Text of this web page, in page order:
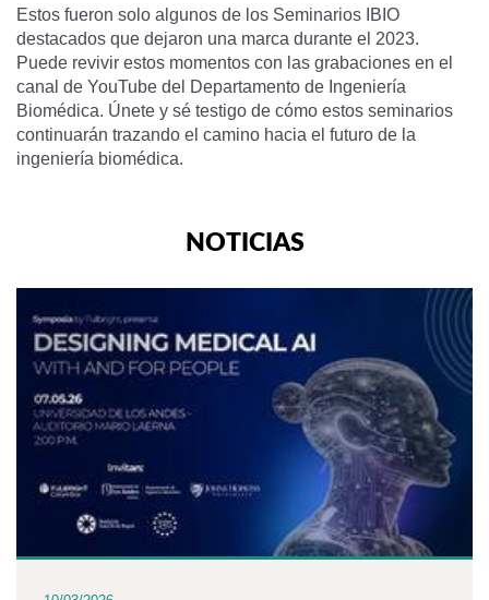
Estos fueron solo algunos de los Seminarios IBIO
destacados que dejaron una marca durante el 2023.
Puede revivir estos momentos con las grabaciones en el
canal de YouTube del Departamento de Ingeniería
Biomédica. Únete y sé testigo de cómo estos seminarios
continuarán trazando el camino hacia el futuro de la
ingeniería biomédica.
NOTICIAS